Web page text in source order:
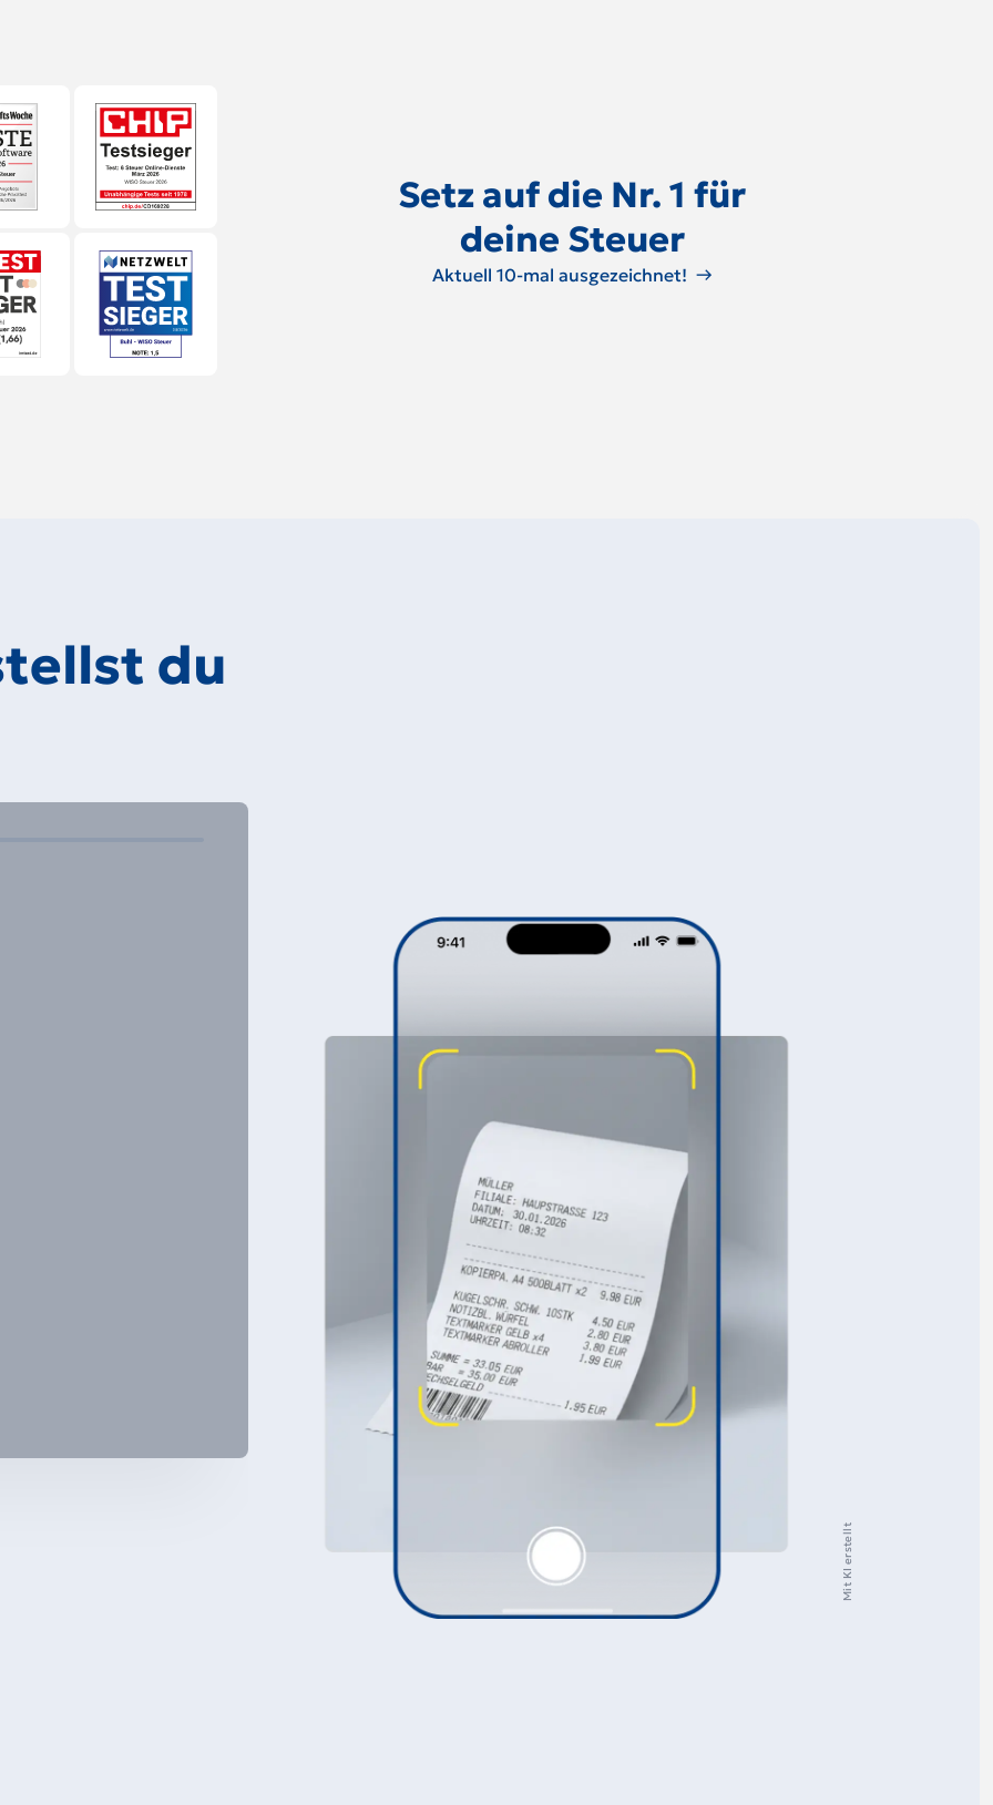
Setz auf die Nr. 1 für
deine Steuer
Aktuell 10-mal ausgezeichnet!
du
Mit KI erstellt